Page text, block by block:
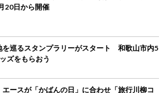
20日から開催
を巡るスタンプラリーがスタート 和歌山市内5
ズをもらおう
ースが「かばんの日」に合わせ「旅行川柳コ